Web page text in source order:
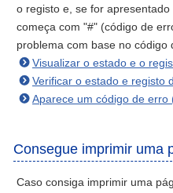
o registo e, se for
começa com "#" (código de
problema com base no código
Visualizar o estado e o
Verificar o estado e registo
Aparece um código de erro
Consegue imprimir uma
Caso consiga imprimir uma